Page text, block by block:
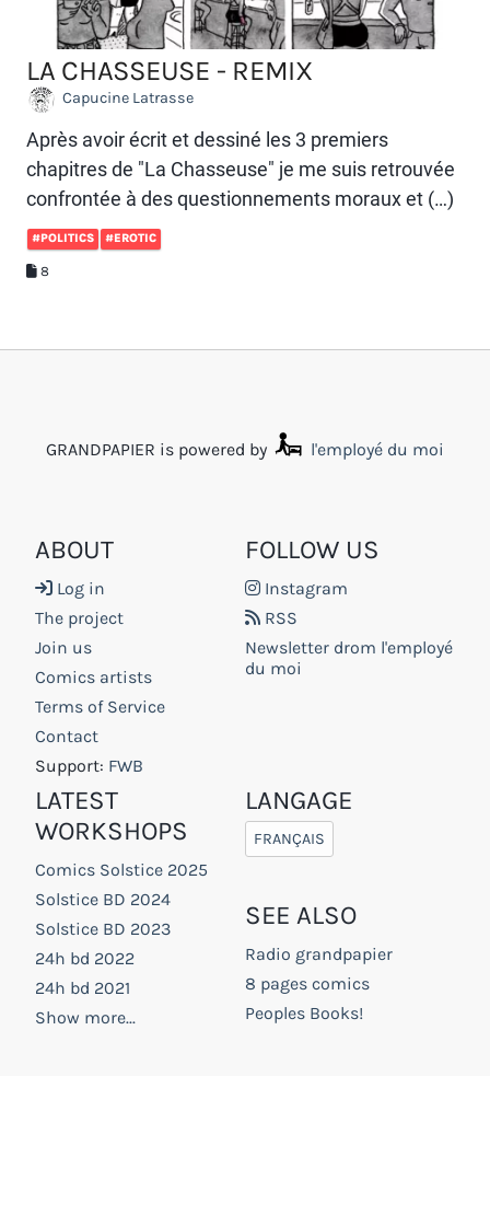
LA CHASSEUSE - REMIX
Capucine Latrasse
Après avoir écrit et dessiné les 3 premiers
chapitres de "La Chasseuse" je me suis retrouvée
confrontée à des questionnements moraux et (…)
#POLITICS #EROTIC
8
GRANDPAPIER is powered by l'employé du moi
ABOUT
Log in
The project
Join us
Comics artists
Terms of Service
Contact
Support: FWB
FOLLOW US
Instagram
RSS
Newsletter drom l'employé
du moi
LATEST
WORKSHOPS
Comics Solstice 2025
Solstice BD 2024
Solstice BD 2023
24h bd 2022
24h bd 2021
Show more...
LANGAGE
FRANÇAIS
SEE ALSO
Radio grandpapier
8 pages comics
Peoples Books!